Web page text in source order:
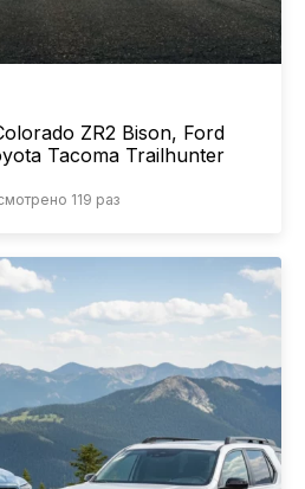
ZR2 Bison, Ford
Tacoma Trailhunter
119 раз